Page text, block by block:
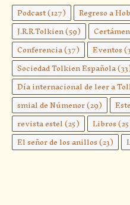
Podcast(127) Regreso a
J.R.R.Tolkien(59)
Conferencia(37) Eventos
Sociedad Tolkien Española
Día internacional de leer a
smial de Númenor(29)
revista estel(25) Libros
El señor de los anillos(23)